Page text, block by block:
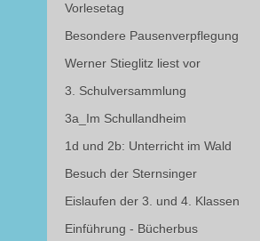
Vorlesetag
Besondere Pausenverpflegung
Werner Stieglitz liest vor
3. Schulversammlung
3a_Im Schullandheim
1d und 2b: Unterricht im Wald
Besuch der Sternsinger
Eislaufen der 3. und 4. Klassen
Einführung - Bücherbus